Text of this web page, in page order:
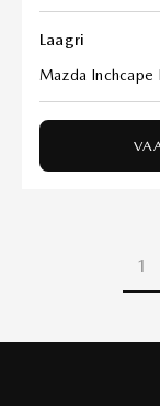
Laagri
Mazda Inchcape
1